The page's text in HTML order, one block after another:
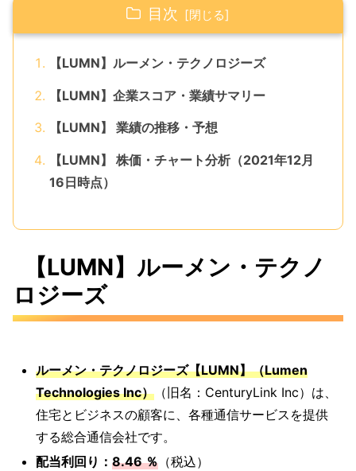
目次
【LUMN】ルーメン・テクノロジーズ
【LUMN】企業スコア・業績サマリー
【LUMN】 業績の推移・予想
【LUMN】 株価・チャート分析（2021年12月
16日時点）
【LUMN】ルーメン・テクノ
ロジーズ
ルーメン・テクノロジーズ【LUMN】（Lumen
Technologies Inc） （旧名：CenturyLink Inc）は、
住宅とビジネスの顧客に、各種通信サービスを提供
する総合通信会社です。
配当利回り：8.46 ％ （税込）